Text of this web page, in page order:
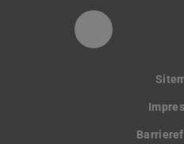
PTW